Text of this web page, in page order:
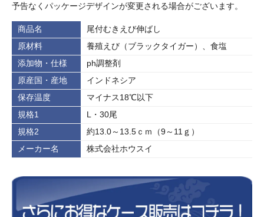
予告なくパッケージデザインが変更される場合がございます。
商品名
尾付むきえび伸ばし
原材料
養殖えび（ブラックタイガー）、食塩
添加物・仕様
ph調整剤
原産国・産地
インドネシア
保存温度
マイナス18℃以下
規格1
L・30尾
規格2
約13.0～13.5ｃｍ（9～11ｇ）
メーカー名
株式会社ホウスイ